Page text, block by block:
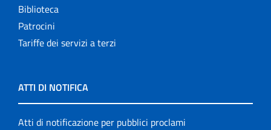
Biblioteca
Patrocini
Tariffe dei servizi a terzi
ATTI DI NOTIFICA
Atti di notificazione per pubblici proclami